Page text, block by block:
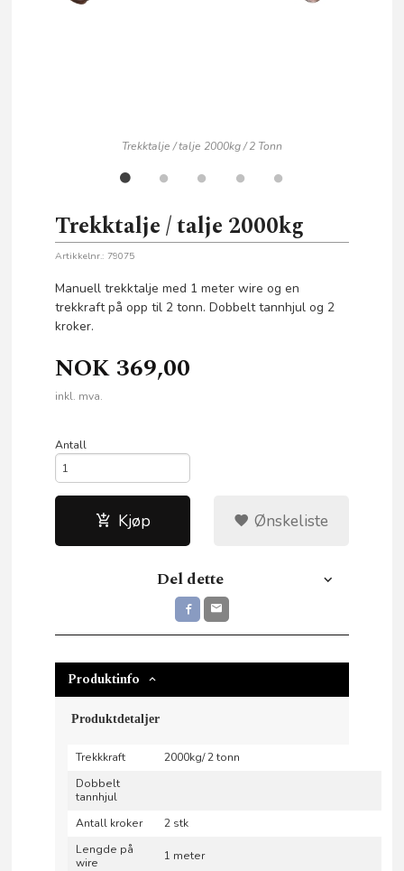
Trekktalje / talje 2000kg / 2 Tonn
Trekktalje / talje 2000kg
Artikkelnr.: 79075
Manuell trekktalje med 1 meter wire og en
trekkraft på opp til 2 tonn. Dobbelt tannhjul og 2
kroker.
NOK 369,00
inkl. mva.
Antall
Kjøp Ønskeliste
Del dette
Produktinfo
Produktdetaljer
Trekkkraft
2000kg/ 2 tonn
Dobbelt
tannhjul
Antall kroker
2 stk
Lengde på
wire
1 meter